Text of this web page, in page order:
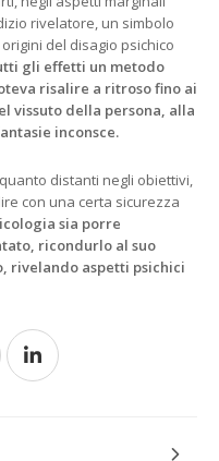
rivelatore, un simbolo
del disagio psichico
gli effetti un metodo
risalire a ritroso fino ai
vissuto della persona, alla
inconsce.
distanti negli obiettivi,
con una certa sicurezza
sia porre
ricondurlo al suo
rivelando aspetti psichici